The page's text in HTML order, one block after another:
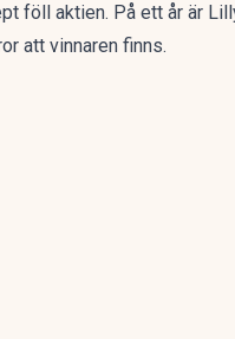
föll aktien. På ett år är
att vinnaren finns.